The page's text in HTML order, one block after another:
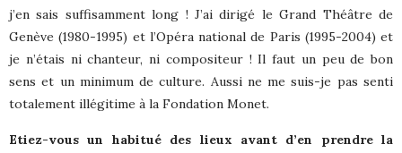
j’en sais suffisamment long ! J’ai dirigé le Grand Théâtre de
Genève (1980-1995) et l’Opéra national de Paris (1995-2004) et
je n’étais ni chanteur, ni compositeur ! Il faut un peu de bon
sens et un minimum de culture. Aussi ne me suis-je pas senti
totalement illégitime à la Fondation Monet.
Etiez-vous un habitué des lieux avant d’en prendre la